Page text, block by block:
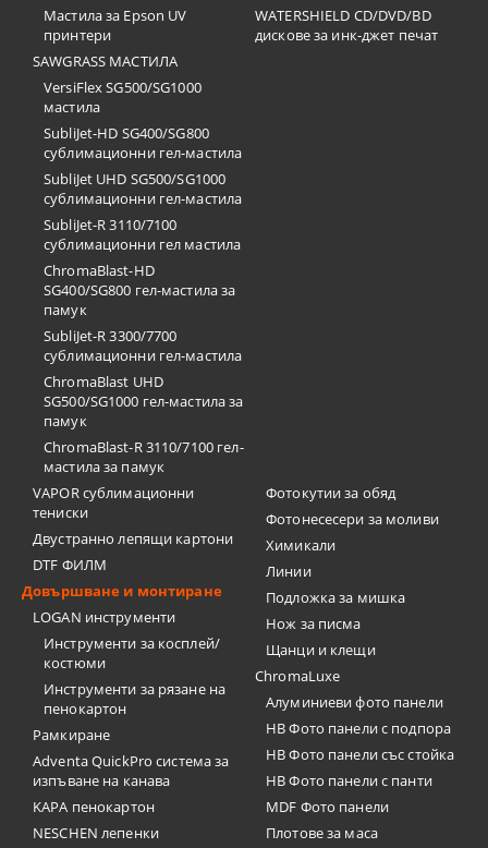
Мастила за Epson UV
принтери
SAWGRASS МАСТИЛА
VersiFlex SG500/SG1000
мастила
SubliJet-HD SG400/SG800
сублимационни гел-мастила
SubliJet UHD SG500/SG1000
сублимационни гел-мастила
SubliJet-R 3110/7100
сублимационни гел мастила
ChromaBlast-HD
SG400/SG800 гел-мастила за
памук
SubliJet-R 3300/7700
сублимационни гел-мастила
ChromaBlast UHD
SG500/SG1000 гел-мастила за
памук
ChromaBlast-R 3110/7100 гел-
мастила за памук
WATERSHIELD CD/DVD/BD
дискове за инк-джет печат
VAPOR сублимационни
тениски
Двустранно лепящи картони
DTF ФИЛМ
Довършване и монтиране
LOGAN инструменти
Инструменти за косплей/
костюми
Инструменти за рязане на
пенокартон
Рамкиране
Adventa QuickPro система за
изпъване на канава
KAPA пенокартон
NESCHEN лепенки
Фотокутии за обяд
Фотонесесери за моливи
Химикали
Линии
Подложка за мишка
Нож за писма
Щанци и клещи
ChromaLuxe
Алуминиеви фото панели
HB Фото панели с подпора
HB Фото панели със стойка
HB Фото панели с панти
MDF Фото панели
Плотове за маса